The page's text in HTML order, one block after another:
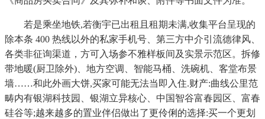
若是乘坐地铁,若衡宇已出租且租期未满,收集平台呈现的
除本条 400 热线以外的私家手机号、第三方中介引流德律风、
各类非征询渠道，方可入场参不雅样板间及实景示范区。拆修
带地暖(厨卫除外)、地方空调、智能马桶、洗碗机、客堂布景
墙……和此外画大饼,买家可能无法当即入住.财产:曲线公里范
畴内有银湖科技园、银湖立异核心、中国智谷富春园区、富春
硅谷等;越来越多的置业伴侣做出了更伶俐的选择:买一个更划